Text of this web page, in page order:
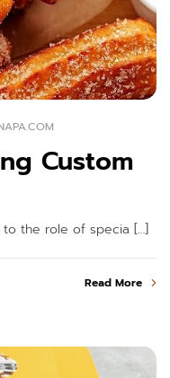
Custom
to the role of specia […]
Read More